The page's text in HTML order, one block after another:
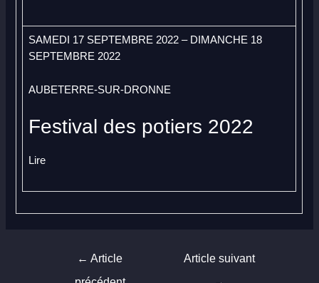
SAMEDI 17 SEPTEMBRE 2022 – DIMANCHE 18
SEPTEMBRE 2022
AUBETERRE-SUR-DRONNE
Festival des potiers 2022
Lire
← Article
Article suivant